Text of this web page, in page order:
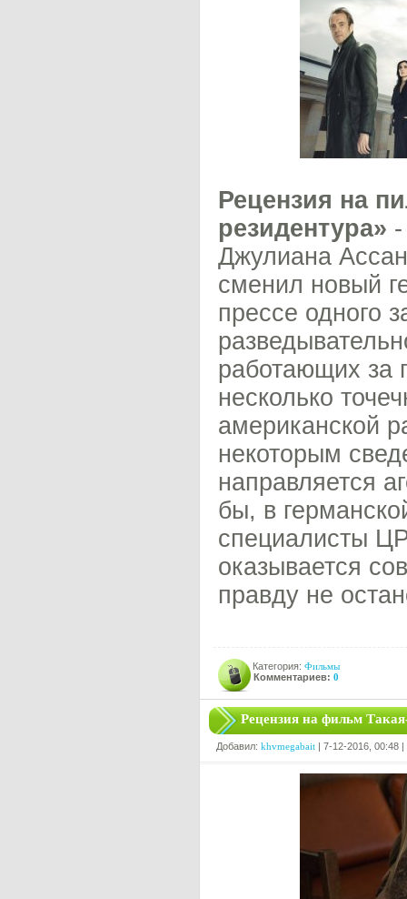
Рецензия на
резидентура»
Джулиана
сменил новый
прессе одного
работающих за
несколько
американской
некоторым
направляется
бы, в
специалисты
оказывается
правду не
Категория: Фильмы
Комментариев: 0
Рецензия на фильм
Добавил: khvmegabait | 7-12-2016, 00:48